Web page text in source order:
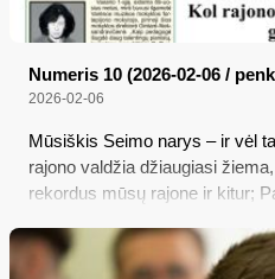
Numeris 10 (2026-02-06 /
2026-02-06
Mūsiškis Seimo narys – ir vėl
rajono valdžia džiaugiasi
rekordus mūsų rajone ir kitur;